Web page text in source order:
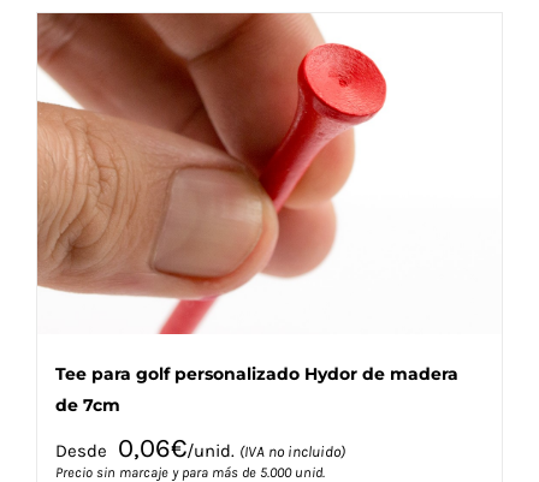
múltiples
variantes.
Las
se
pueden
elegir
página
de
producto
Tee para golf personalizado Hydor de madera
de 7cm
Desde 0,06€/unid. (IVA no incluido)
Precio sin marcaje y para más de 5.000 unid.